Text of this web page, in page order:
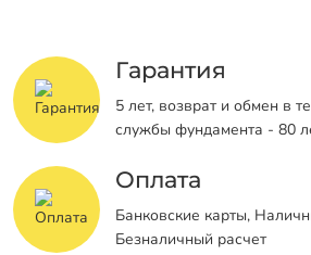
Гарантия
5 лет, возврат и обмен в
службы фундамента - 80
Оплата
Банковские карты,
Безналичный расчет